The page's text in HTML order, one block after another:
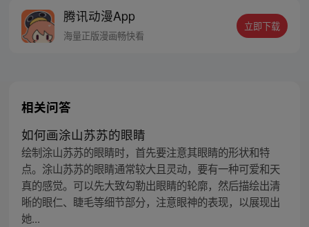
腾讯动漫App
海量正版漫画畅快看
立即下载
相关问答
如何画涂山苏苏的眼睛
绘制涂山苏苏的眼睛时，首先要注意其眼睛的形状和特
点。涂山苏苏的眼睛通常较大且灵动，要有一种可爱和天
真的感觉。可以先大致勾勒出眼睛的轮廓，然后描绘出清
晰的眼仁、睫毛等细节部分，注意眼神的表现，以展现出
她...